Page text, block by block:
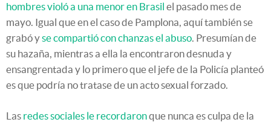
hombres violó a una menor en Brasil el pasado mes de
mayo. Igual que en el caso de Pamplona, aquí también se
grabó yse compartió con chanzas el abuso. Presumían de
su hazaña, mientras a ella la encontraron desnuda y
ensangrentada y lo primero que el jefe de la Policía planteó
es que podría no tratase de un acto sexual forzado.
Las redes sociales le recordaronque nunca es culpa de la